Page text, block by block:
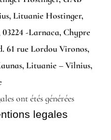
Lituanie Hostinger,
03224 -Larnaca, Chypre
61 rue Lordou Vironos,
Lituanie – Vilnius,
ont étés générées
legales